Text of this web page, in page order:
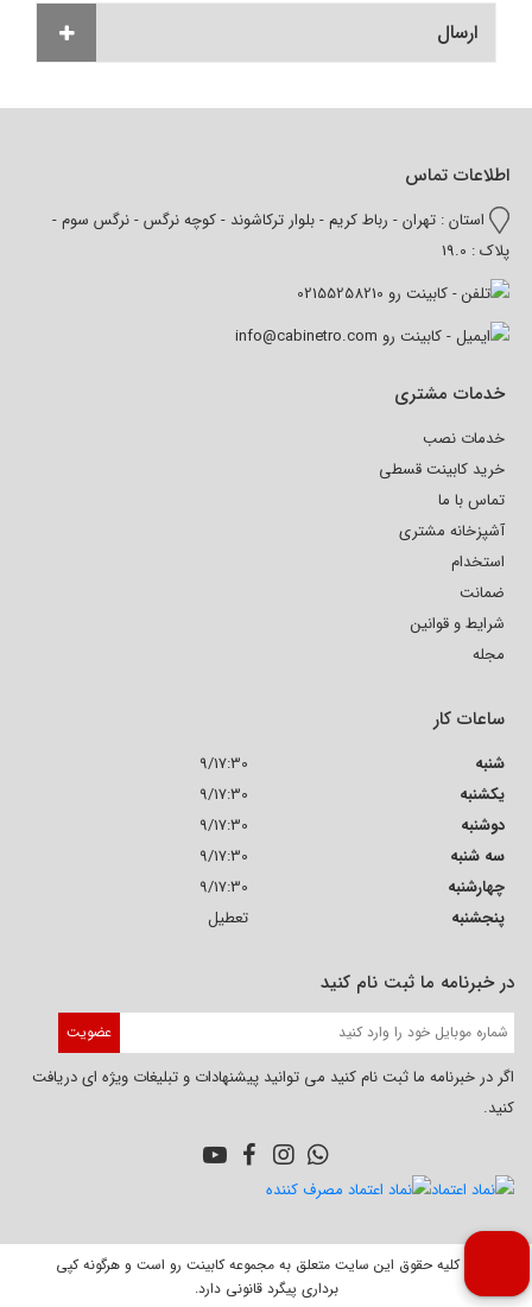
ارسال
اطلاعات تماس
استان : تهران - رباط کریم - بلوار ترکاشوند - کوچه نرگس - نرگس سوم -
پلاک : 19.0
02155258210
info@cabinetro.com
خدمات مشتری
خدمات نصب
خرید کابینت قسطی
تماس با ما
آشپزخانه مشتری
استخدام
ضمانت
شرایط و قوانین
مجله
ساعات کار
شنبه
9/17:30
یکشنبه
9/17:30
دوشنبه
9/17:30
سه شنبه
9/17:30
چهارشنبه
9/17:30
پنجشنبه
تعطیل
در خبرنامه ما ثبت نام کنید
عضویت
اگر در خبرنامه ما ثبت نام کنید می توانید پیشنهادات و تبلیغات ویژه ای دریافت
کنید.
© کلیه حقوق این سایت متعلق به مجموعه کابینت‌ رو است و هرگونه کپی‌
برداری پیگرد قانونی دارد.